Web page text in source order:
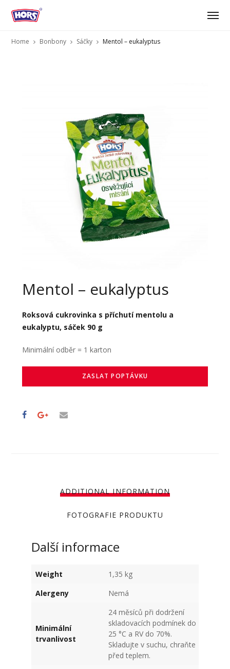
Home Bonbony Sáčky Mentol – eukalyptus
Mentol – eukalyptus
Roksová cukrovinka s příchutí mentolu a
eukalyptu, sáček 90 g
Minimální odběr = 1 karton
ZASLAT POPTÁVKU
ADDITIONAL INFORMATION
FOTOGRAFIE PRODUKTU
Další informace
Weight
1,35 kg
Alergeny
Nemá
Minimální
trvanlivost
24 měsíců při dodržení
skladovacích podmínek do
25 °C a RV do 70%.
Skladujte v suchu, chraňte
před teplem.